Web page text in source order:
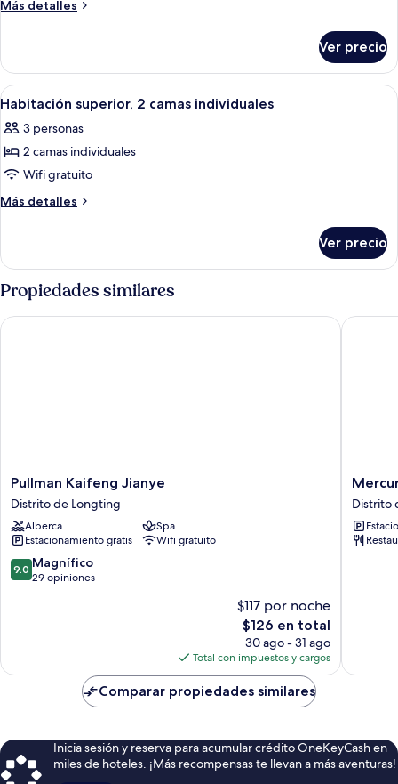
camas
individuales
Más detalles
Más
estándar,
camas
Ver precio
Abrir
todas
las
fotos
de
Habitación
camas
individuales
Habitación de hotel con dos camas,
3
Habitación superior, 2 camas individuales
3 personas
2 camas individuales
Wifi gratuito
Más detalles
Más
superior,
2
camas
individuales
Ver precio
Propiedades similares
Pullman
Kaifeng
Jianye
Distrito
de
Longting
Pullman Kaifeng Jianye
Distrito de Longting
Alberca
Spa
Estacionamiento gratis
Wifi gratuito
9.0
de
9.0 Magnífico
29 opiniones
$117 por noche
El
precio
actual
es
de
$126
$126 en total
30 ago - 31 ago
Total con impuestos y cargos
Pullman Kaifeng Jianye
Mercure
Anyang
Distrito
de
Distrito
Comparar propiedades similares
Inicia sesión y reserva para acumular crédito OneKeyCash en
miles de hoteles. ¡Más recompensas te llevan a más aventuras!